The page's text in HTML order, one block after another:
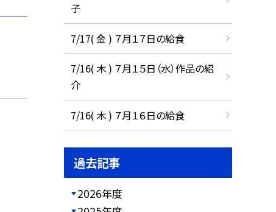
子
7/17( 金 ) ７月１７日の給食
7/16( 木 ) ７月１５日（水）作品の紹
介
7/16( 木 ) ７月１６日の給食
過去記事
2026年度